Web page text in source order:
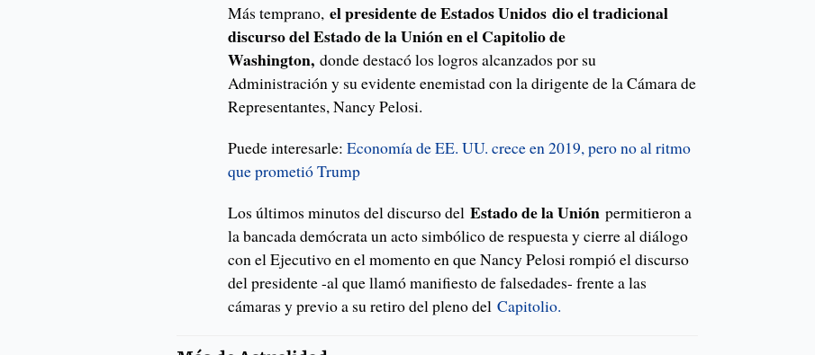
Más temprano,el presidente de Estados Unidos dio el tradicional
discurso del Estado de la Unión en el Capitolio de
Washington, donde destacó los logros alcanzados por su
Administración y su evidente enemistad con la dirigente de la Cámara de
Representantes, Nancy Pelosi.
Puede interesarle:Economía de EE. UU. crece en 2019, pero no al ritmo
que prometió Trump
Los últimos minutos del discurso delEstado de la Unión permitieron a
la bancada demócrata un acto simbólico de respuesta y cierre al diálogo
con el Ejecutivo en el momento en que Nancy Pelosi rompió el discurso
del presidente -al que llamó manifiesto de falsedades- frente a las
cámaras y previo a su retiro del pleno delCapitolio.